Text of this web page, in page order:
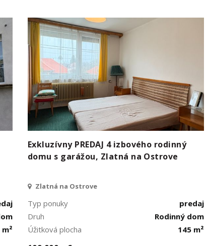
Exkluzívny PREDAJ 4 izbového rodinný
domu s garážou, Zlatná na Ostrove
Zlatná na Ostrove
Typ ponuky
predaj
Druh
Rodinný dom
Úžitková plocha
145 m²